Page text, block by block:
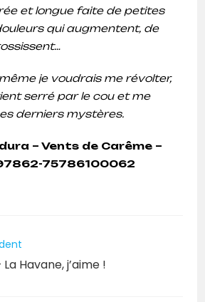
et longue faite de petites
qui augmentent, de
je voudrais me révolter,
serré par le cou et me
derniers mystères.
– Vents de Carême –
75786100062
Havane, j’aime !